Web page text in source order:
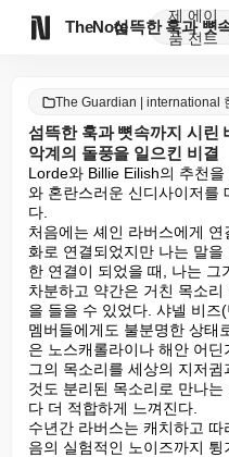
TheNote
제
품
에이
전트
The Guardian | international
섬뜩한 훅과 뼛속까지 시린
악계의 돌풍을 일으킨 비결
Lorde와 Billie Eilish의 추천
와 혼란스러운 신디사이저를
다.
처음에는 셰인 라버스에게
화로 연결되었지만 나는 말
한 연결이 되었을 때, 나는 그
차분하고 약간은 거친 목소
을 들을 수 있었다. 샤넬 비즈
멤버들에게도 불분명한 상태
은 노스캐롤라이나 해안 어
그의 목소리를 세상의 지저
것도 분리된 목소리로 만나
다 더 적합하게 느껴진다.
수년간 라버스는 캐치하고
음의 실험적인 노이즈까지